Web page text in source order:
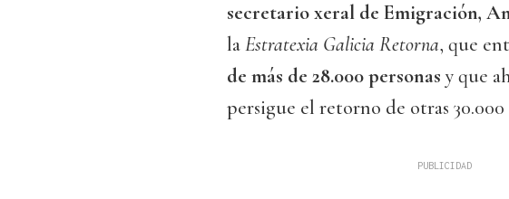
secretario xeral de Emigración,
laEstratexia Galicia Retorna, que
de más de 28.000 personas y que
persigue el retorno de otras 30.000